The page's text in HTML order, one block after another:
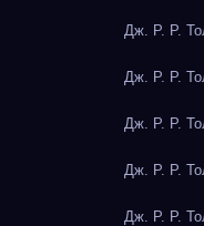
Дж. Р. Р.
Дж. Р. Р.
Дж. Р. Р.
Дж. Р. Р.
Дж. Р. Р.